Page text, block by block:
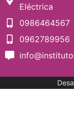
Eléctrica
0986464567
0962789956